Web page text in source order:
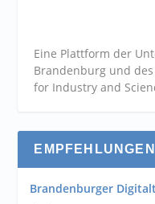
Eine Plattform der
Brandenburg und
for Industry and
EMPFEHLUNGEN
Brandenburger